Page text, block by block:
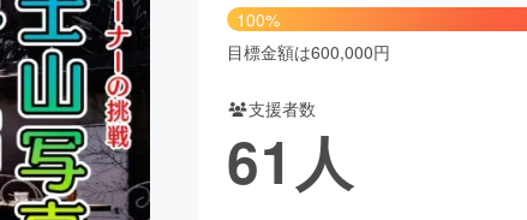
アニメ・漫画
ビューティー・ヘルスケア
100%
目標金額は600,000円
支援者数
61 人